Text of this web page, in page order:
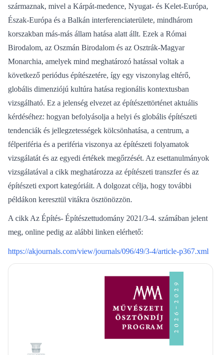
származnak, mivel a Kárpát-medence, Nyugat- és Kelet-Európa,
Észak-Európa és a Balkán interferenciaterülete, mindhárom
korszakban más-más állam hatása alatt állt. Ezek a Római
Birodalom, az Oszmán Birodalom és az Osztrák-Magyar
Monarchia, amelyek mind meghatározó hatással voltak a
következő periódus építészetére, így egy viszonylag eltérő,
globális dimenziójú kultúra hatása regionális kontextusban
vizsgálható. Ez a jelenség elvezet az építészettörténet aktuális
kérdéséhez: hogyan befolyásolja a helyi és globális építészeti
tendenciák és jellegzetességek kölcsönhatása, a centrum, a
félperiféria és a periféria viszonya az építészeti folyamatok
vizsgálatát és az egyedi értékek megőrzését. Az esettanulmányok
vizsgálatával a cikk meghatározza az építészeti transzfer és az
építészeti export kategóriáit. A dolgozat célja, hogy további
példákon keresztül vitákra ösztönözzön.
A cikk Az Építés- Építészettudomány 2021/3-4. számában jelent
meg, online pedig az alábbi linken elérhető:
https://akjournals.com/view/journals/096/49/3-4/article-p367.xml